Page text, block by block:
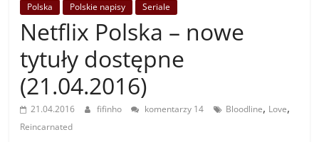
Polska
Polskie napisy Seriale
Netflix Polska – nowe
tytuły dostępne
(21.04.2016)
21.04.2016 fifinho komentarzy 14 Bloodline, Love,
Reincarnated